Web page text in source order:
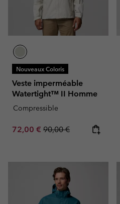
Nouveaux Coloris
Veste imperméable
Watertight™ II Homme
Compressible
Sale price:
72,00 € Regular price:
90,00 €